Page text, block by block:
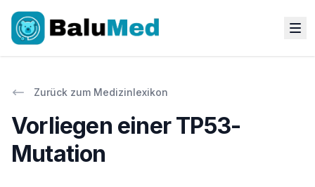
Zurück zum Medizinlexikon
Vorliegen einer TP53-
Mutation